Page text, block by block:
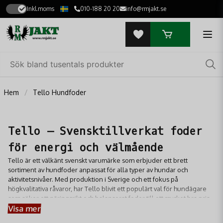
Inkl.moms 010-188 20 20 info@rmjakt.se
Hem Tello Hundfoder
Tello – Svensktillverkat foder
för energi och välmående
Tello är ett välkänt svenskt varumärke som erbjuder ett brett
sortiment av hundfoder anpassat för alla typer av hundar och
aktivitetsnivåer. Med produktion i Sverige och ett fokus på
högkvalitativa råvaror, har Tello blivit ett populärt val för hundägare
som söker ett näringsrikt och balanserat foder till ett mycket bra pris.
Oavsett om du har en sällskapshund som behöver ett skonsamt
Visa mer